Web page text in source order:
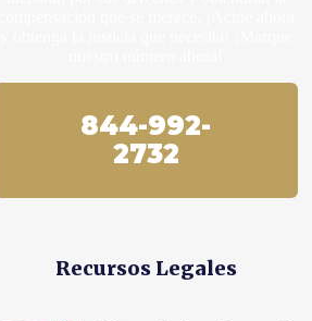
844-992-
2732
Recursos Legales